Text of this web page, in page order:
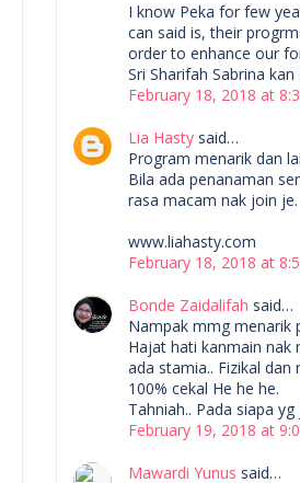
I know Peka for few
can said is, their
order to enhance our
Sri Sharifah Sabrina kan
February 18, 2018 at
Lia Hasty said…
Program menarik dan
Bila ada penanaman
rasa macam nak join je.
www.liahasty.com
February 18, 2018 at
Bonde Zaidalifah said…
Nampak mmg menarik
Hajat hati kanmain nak
ada stamia.. Fizikal dan
100% cekal He he he.
Tahniah.. Pada siapa yg
February 19, 2018 at
Mawardi Yunus said…